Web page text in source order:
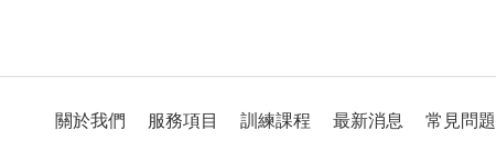
關於我們 服務項目 訓練課程 最新消息 常見問題